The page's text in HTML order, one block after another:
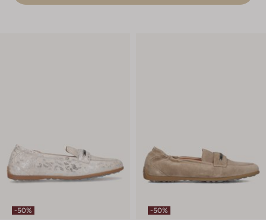
-50% -50%